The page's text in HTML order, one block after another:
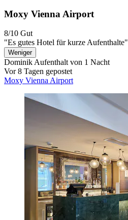
Moxy Vienna Airport
8/10 Gut
"Es gutes Hotel für kurze Aufenthalte"
Weniger
Dominik Aufenthalt von 1 Nacht
Vor 8 Tagen gepostet
Moxy Vienna Airport